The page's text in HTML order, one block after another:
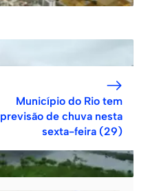
Município do Rio tem
previsão de chuva nesta
sexta-feira (29)